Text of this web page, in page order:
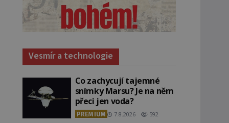
Vesmír a technologie
Co zachycují tajemné
snímky Marsu? Je na něm
přeci jen voda?
PREMIUM 7.8.2026 592